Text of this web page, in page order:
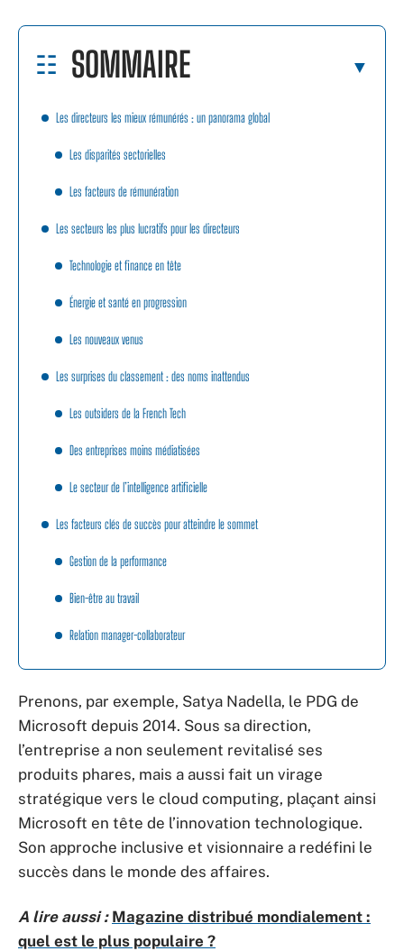
SOMMAIRE
Les directeurs les mieux rémunérés : un panorama global
Les disparités sectorielles
Les facteurs de rémunération
Les secteurs les plus lucratifs pour les directeurs
Technologie et finance en tête
Énergie et santé en progression
Les nouveaux venus
Les surprises du classement : des noms inattendus
Les outsiders de la French Tech
Des entreprises moins médiatisées
Le secteur de l’intelligence artificielle
Les facteurs clés de succès pour atteindre le sommet
Gestion de la performance
Bien-être au travail
Relation manager-collaborateur
Prenons, par exemple, Satya Nadella, le PDG de
Microsoft depuis 2014. Sous sa direction,
l’entreprise a non seulement revitalisé ses
produits phares, mais a aussi fait un virage
stratégique vers le cloud computing, plaçant ainsi
Microsoft en tête de l’innovation technologique.
Son approche inclusive et visionnaire a redéfini le
succès dans le monde des affaires.
A lire aussi : Magazine distribué mondialement :
quel est le plus populaire ?